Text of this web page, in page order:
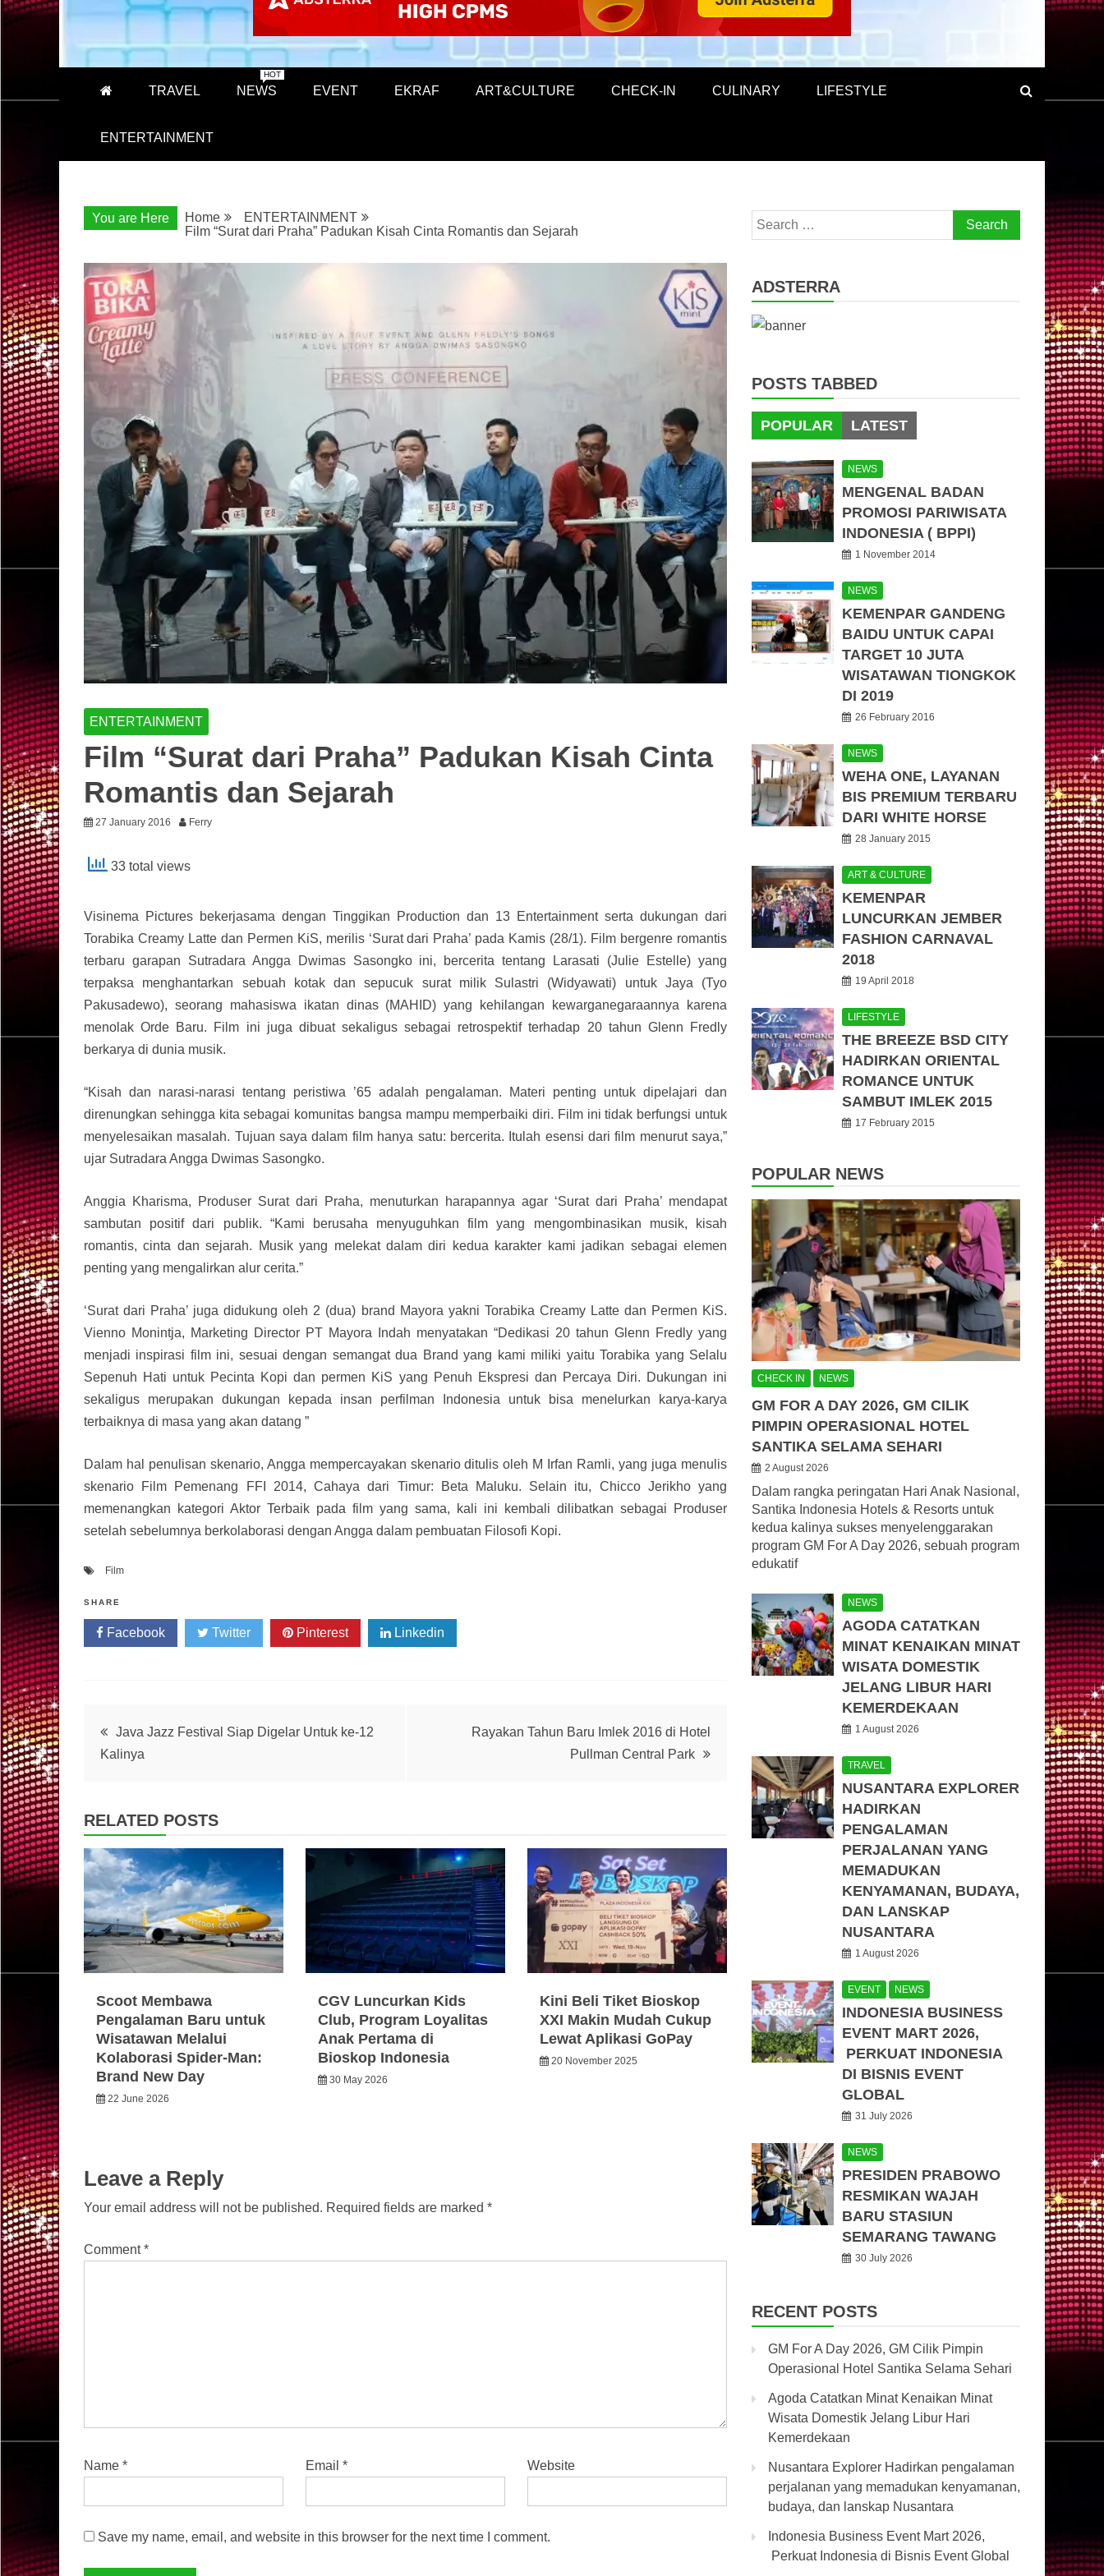
TRAVEL NEWS
HOT
EVENT EKRAF ART&CULTURE CHECK-IN CULINARY LIFESTYLE
ENTERTAINMENT
You are Here Home
ENTERTAINMENT
Film “Surat dari Praha” Padukan Kisah Cinta Romantis dan Sejarah
ENTERTAINMENT
Film “Surat dari Praha” Padukan Kisah Cinta
Romantis dan Sejarah
27 January 2016 Ferry
33 total views
Visinema Pictures bekerjasama dengan Tinggikan Production dan 13 Entertainment serta dukungan dari
Torabika Creamy Latte dan Permen KiS, merilis ‘Surat dari Praha’ pada Kamis (28/1). Film bergenre romantis
terbaru garapan Sutradara Angga Dwimas Sasongko ini, bercerita tentang Larasati (Julie Estelle) yang
terpaksa menghantarkan sebuah kotak dan sepucuk surat milik Sulastri (Widyawati) untuk Jaya (Tyo
Pakusadewo), seorang mahasiswa ikatan dinas (MAHID) yang kehilangan kewarganegaraannya karena
menolak Orde Baru. Film ini juga dibuat sekaligus sebagai retrospektif terhadap 20 tahun Glenn Fredly
berkarya di dunia musik.
“Kisah dan narasi-narasi tentang peristiwa ’65 adalah pengalaman. Materi penting untuk dipelajari dan
direnungkan sehingga kita sebagai komunitas bangsa mampu memperbaiki diri. Film ini tidak berfungsi untuk
menyelesaikan masalah. Tujuan saya dalam film hanya satu: bercerita. Itulah esensi dari film menurut saya,”
ujar Sutradara Angga Dwimas Sasongko.
Anggia Kharisma, Produser Surat dari Praha, menuturkan harapannya agar ‘Surat dari Praha’ mendapat
sambutan positif dari publik. “Kami berusaha menyuguhkan film yang mengombinasikan musik, kisah
romantis, cinta dan sejarah. Musik yang melekat dalam diri kedua karakter kami jadikan sebagai elemen
penting yang mengalirkan alur cerita.”
‘Surat dari Praha’ juga didukung oleh 2 (dua) brand Mayora yakni Torabika Creamy Latte dan Permen KiS.
Vienno Monintja, Marketing Director PT Mayora Indah menyatakan “Dedikasi 20 tahun Glenn Fredly yang
menjadi inspirasi film ini, sesuai dengan semangat dua Brand yang kami miliki yaitu Torabika yang Selalu
Sepenuh Hati untuk Pecinta Kopi dan permen KiS yang Penuh Ekspresi dan Percaya Diri. Dukungan ini
sekaligus merupakan dukungan kepada insan perfilman Indonesia untuk bisa menelurkan karya-karya
terbaiknya di masa yang akan datang ”
Dalam hal penulisan skenario, Angga mempercayakan skenario ditulis oleh M Irfan Ramli, yang juga menulis
skenario Film Pemenang FFI 2014, Cahaya dari Timur: Beta Maluku. Selain itu, Chicco Jerikho yang
memenangkan kategori Aktor Terbaik pada film yang sama, kali ini kembali dilibatkan sebagai Produser
setelah sebelumnya berkolaborasi dengan Angga dalam pembuatan Filosofi Kopi.
Film
SHARE
Facebook Twitter Pinterest Linkedin
Post
navigation
Java Jazz Festival Siap Digelar Untuk ke-12
Kalinya
Rayakan Tahun Baru Imlek 2016 di Hotel
Pullman Central Park
RELATED POSTS
Scoot Membawa
Pengalaman Baru untuk
Wisatawan Melalui
Kolaborasi Spider-Man:
Brand New Day
22 June 2026
CGV Luncurkan Kids
Club, Program Loyalitas
Anak Pertama di
Bioskop Indonesia
30 May 2026
Kini Beli Tiket Bioskop
XXI Makin Mudah Cukup
Lewat Aplikasi GoPay
20 November 2025
Leave a Reply
Your email address will not be published. Required fields are marked *
Comment*
Name * Email* Website
Save my name, email, and website in this browser for the next time I comment.
Search
for:
ADSTERRA
POSTS TABBED
POPULAR LATEST
NEWS
MENGENAL BADAN
PROMOSI PARIWISATA
INDONESIA ( BPPI)
1 November 2014
NEWS
KEMENPAR GANDENG
BAIDU UNTUK CAPAI
TARGET 10 JUTA
WISATAWAN TIONGKOK
DI 2019
26 February 2016
NEWS
WEHA ONE, LAYANAN
BIS PREMIUM TERBARU
DARI WHITE HORSE
28 January 2015
ART & CULTURE
KEMENPAR
LUNCURKAN JEMBER
FASHION CARNAVAL
2018
19 April 2018
LIFESTYLE
THE BREEZE BSD CITY
HADIRKAN ORIENTAL
ROMANCE UNTUK
SAMBUT IMLEK 2015
17 February 2015
POPULAR NEWS
CHECK IN NEWS
GM FOR A DAY 2026, GM CILIK
PIMPIN OPERASIONAL HOTEL
SANTIKA SELAMA SEHARI
2 August 2026
Dalam rangka peringatan Hari Anak Nasional,
Santika Indonesia Hotels & Resorts untuk
kedua kalinya sukses menyelenggarakan
program GM For A Day 2026, sebuah program
edukatif
NEWS
AGODA CATATKAN
MINAT KENAIKAN MINAT
WISATA DOMESTIK
JELANG LIBUR HARI
KEMERDEKAAN
1 August 2026
TRAVEL
NUSANTARA EXPLORER
HADIRKAN
PENGALAMAN
PERJALANAN YANG
MEMADUKAN
KENYAMANAN, BUDAYA,
DAN LANSKAP
NUSANTARA
1 August 2026
EVENT NEWS
INDONESIA BUSINESS
EVENT MART 2026,
PERKUAT INDONESIA
DI BISNIS EVENT
GLOBAL
31 July 2026
NEWS
PRESIDEN PRABOWO
RESMIKAN WAJAH
BARU STASIUN
SEMARANG TAWANG
30 July 2026
RECENT POSTS
GM For A Day 2026, GM Cilik Pimpin
Operasional Hotel Santika Selama Sehari
Agoda Catatkan Minat Kenaikan Minat
Wisata Domestik Jelang Libur Hari
Kemerdekaan
Nusantara Explorer Hadirkan pengalaman
perjalanan yang memadukan kenyamanan,
budaya, dan lanskap Nusantara
Indonesia Business Event Mart 2026,
Perkuat Indonesia di Bisnis Event Global